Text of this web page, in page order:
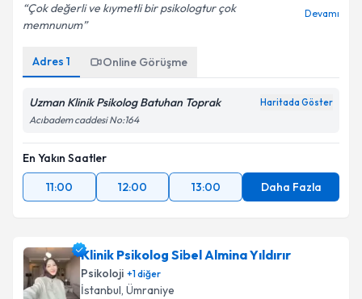
Çok değerli ve kıymetli bir psikologtur çok
memnunum
Devamı
Adres 1 Online Görüşme
Uzman Klinik Psikolog Batuhan Toprak Haritada Göster
Acıbadem caddesi No:164
En Yakın Saatler
11:00
12:00 13:00 Daha Fazla
Klinik Psikolog Sibel Almina Yıldırır
Psikoloji +1diğer
İstanbul, Ümraniye